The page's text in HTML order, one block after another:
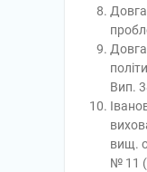
Вип.
вищ.
№ 11